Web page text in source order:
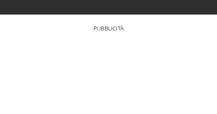
PUBBLICITÀ